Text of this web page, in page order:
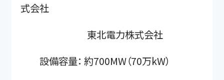
式会社
東北電力株式会社
設備容量： 約700MW（70万kW）